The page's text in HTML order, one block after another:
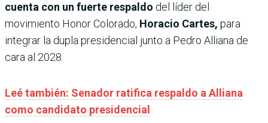
cuenta con un fuerte respaldo del líder del
movimiento Honor Colorado, Horacio Cartes, para
integrar la dupla presidencial junto a Pedro Alliana de
cara al 2028.
Leé también: Senador ratifica respaldo a Alliana
como candidato presidencial